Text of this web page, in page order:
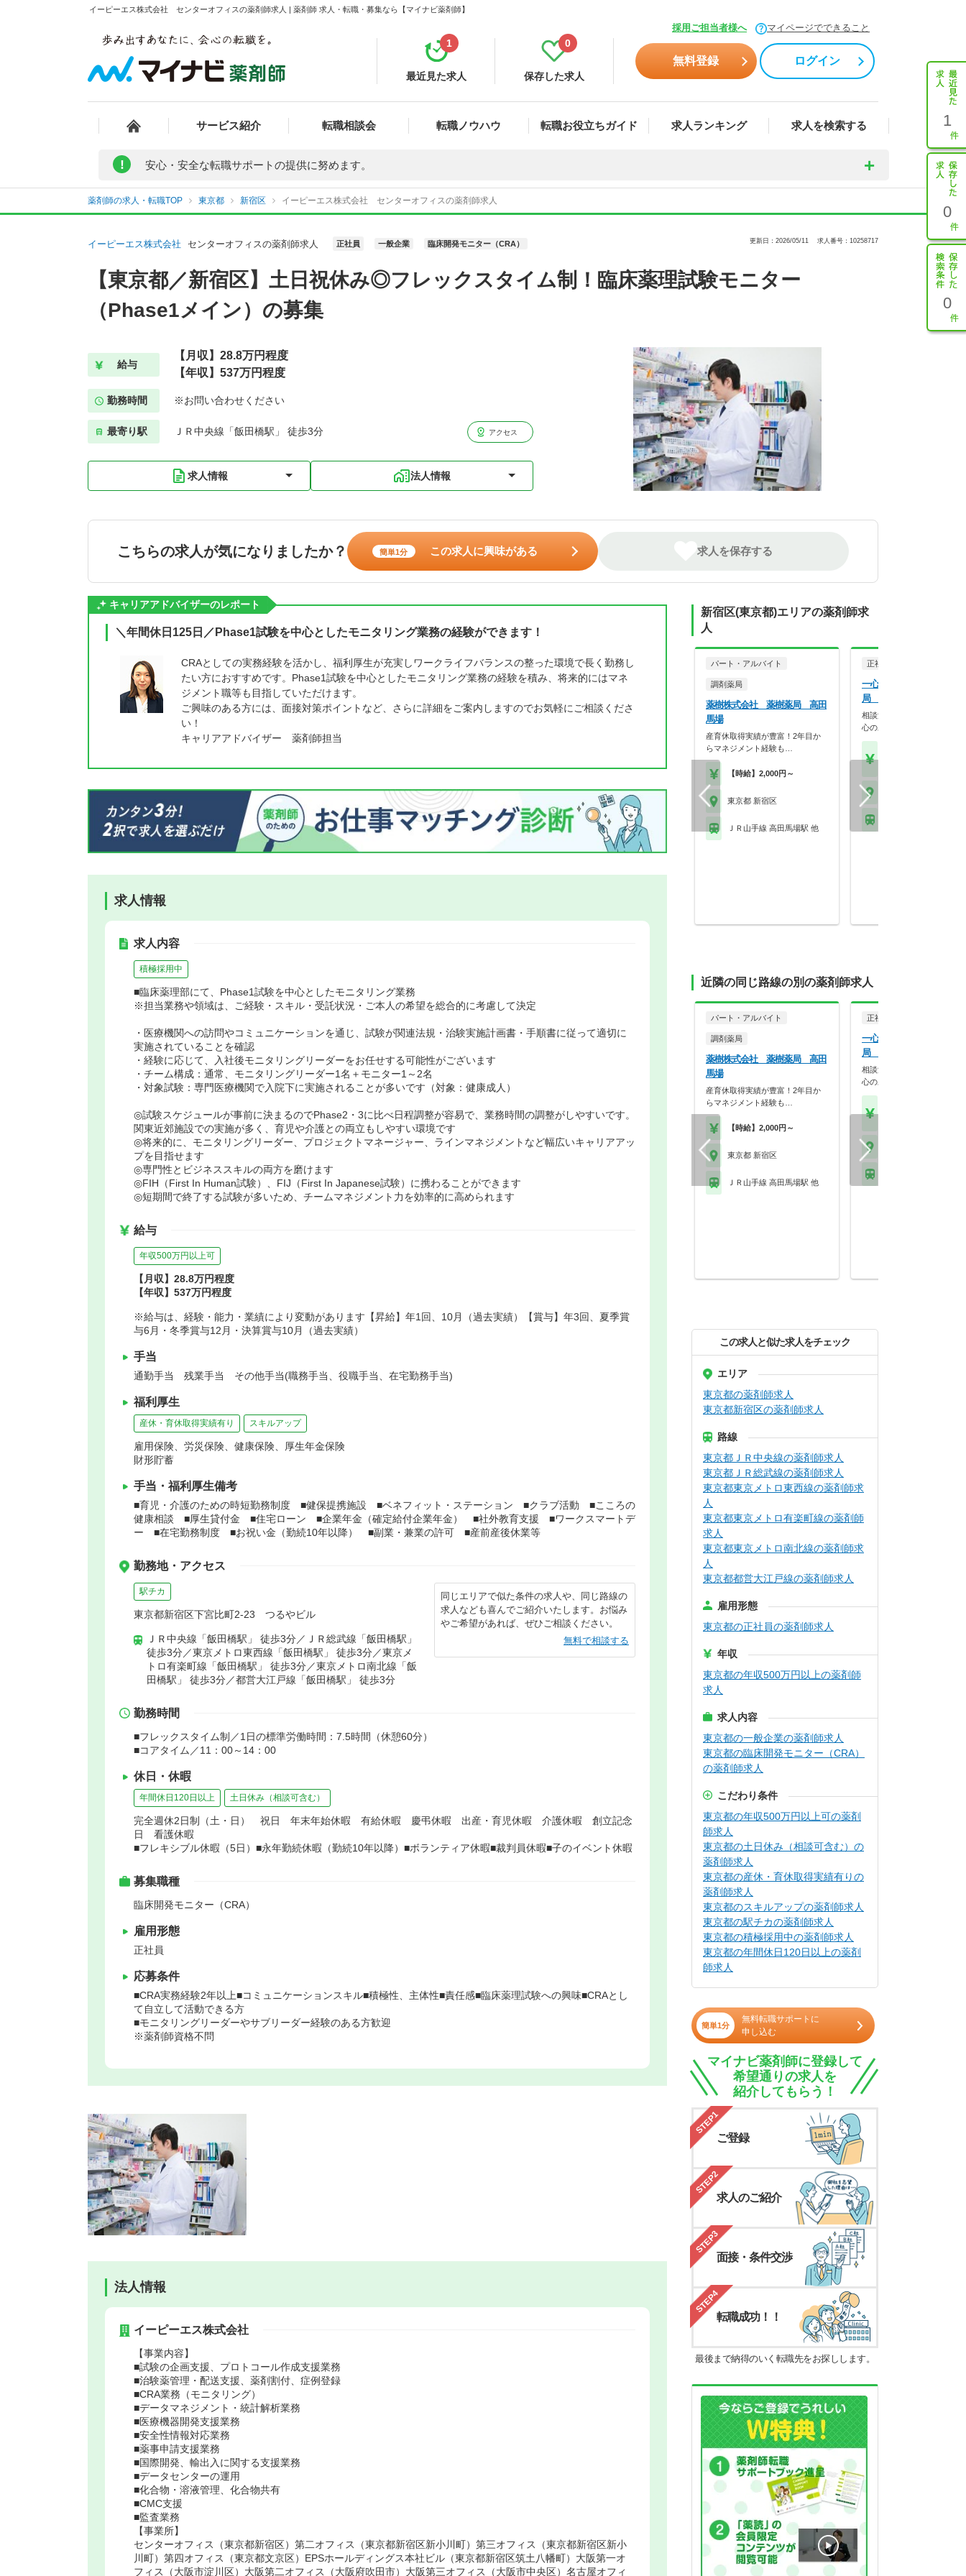
イーピーエス株式会社 センターオフィスの薬剤師求人 | 薬剤師 求人・転職・募集なら【マイナビ薬剤師】
採用ご担当者様へ マイページでできること
最近見た求人
1
保存した求人
0
無料登録 ログイン
サービス紹介 転職相談会 転職ノウハウ 転職お役立ちガイド 求人ランキング 求人を検索する 1
0
0
! 安心・安全な転職サポートの提供に努めます。
薬剤師の求人・転職TOP 東京都 新宿区 イーピーエス株式会社 センターオフィスの薬剤師求人
イーピーエス株式会社 センターオフィスの薬剤師求人 正社員 一般企業 臨床開発モニター（CRA） 更新日：2026/05/11 求人番号：10258717
【東京都／新宿区】土日祝休み◎フレックスタイム制！臨床薬理試験モニター
（Phase1メイン）の募集
給与
【月収】28.8万円程度
【年収】537万円程度
勤務時間 ※お問い合わせください
最寄り駅 ＪＲ中央線「飯田橋駅」 徒歩3分 アクセス
求人情報 法人情報
こちらの求人が気になりましたか？ 簡単1分 この求人に興味がある 求人を保存する
キャリアアドバイザーのレポート
＼年間休日125日／Phase1試験を中心としたモニタリング業務の経験ができます！
CRAとしての実務経験を活かし、福利厚生が充実しワークライフバランスの整った環境で長く勤務し
たい方におすすめです。Phase1試験を中心としたモニタリング業務の経験を積み、将来的にはマネ
ジメント職等も目指していただけます。
ご興味のある方には、面接対策ポイントなど、さらに詳細をご案内しますのでお気軽にご相談くださ
い！
キャリアアドバイザー 薬剤師担当
求人情報
求人内容
積極採用中
■臨床薬理部にて、Phase1試験を中心としたモニタリング業務
※担当業務や領域は、ご経験・スキル・受託状況・ご本人の希望を総合的に考慮して決定
・医療機関への訪問やコミュニケーションを通じ、試験が関連法規・治験実施計画書・手順書に従って適切に
実施されていることを確認
・経験に応じて、入社後モニタリングリーダーをお任せする可能性がございます
・チーム構成：通常、モニタリングリーダー1名＋モニター1～2名
・対象試験：専門医療機関で入院下に実施されることが多いです（対象：健康成人）
◎試験スケジュールが事前に決まるのでPhase2・3に比べ日程調整が容易で、業務時間の調整がしやすいです。
関東近郊施設での実施が多く、育児や介護との両立もしやすい環境です
◎将来的に、モニタリングリーダー、プロジェクトマネージャー、ラインマネジメントなど幅広いキャリアアッ
プを目指せます
◎専門性とビジネススキルの両方を磨けます
◎FIH（First In Human試験）、FIJ（First In Japanese試験）に携わることができます
◎短期間で終了する試験が多いため、チームマネジメント力を効率的に高められます
給与
年収500万円以上可
【月収】28.8万円程度
【年収】537万円程度
※給与は、経験・能力・業績により変動があります【昇給】年1回、10月（過去実績）【賞与】年3回、夏季賞
与6月・冬季賞与12月・決算賞与10月（過去実績）
手当
通勤手当 残業手当 その他手当(職務手当、役職手当、在宅勤務手当)
福利厚生
産休・育休取得実績有り スキルアップ
雇用保険、労災保険、健康保険、厚生年金保険
財形貯蓄
手当・福利厚生備考
■育児・介護のための時短勤務制度 ■健保提携施設 ■ベネフィット・ステーション ■クラブ活動 ■こころの
健康相談 ■厚生貸付金 ■住宅ローン ■企業年金（確定給付企業年金） ■社外教育支援 ■ワークスマートデ
ー ■在宅勤務制度 ■お祝い金（勤続10年以降） ■副業・兼業の許可 ■産前産後休業等
勤務地・アクセス
駅チカ
東京都新宿区下宮比町2-23 つるやビル
ＪＲ中央線「飯田橋駅」 徒歩3分／ＪＲ総武線「飯田橋駅」
徒歩3分／東京メトロ東西線「飯田橋駅」 徒歩3分／東京メ
トロ有楽町線「飯田橋駅」 徒歩3分／東京メトロ南北線「飯
田橋駅」 徒歩3分／都営大江戸線「飯田橋駅」 徒歩3分
同じエリアで似た条件の求人や、同じ路線の
求人なども喜んでご紹介いたします。お悩み
やご希望があれば、ぜひご相談ください。
無料で相談する
勤務時間
■フレックスタイム制／1日の標準労働時間：7.5時間（休憩60分）
■コアタイム／11：00～14：00
休日・休暇
年間休日120日以上 土日休み（相談可含む）
完全週休2日制（土・日） 祝日 年末年始休暇 有給休暇 慶弔休暇 出産・育児休暇 介護休暇 創立記念
日 看護休暇
■フレキシブル休暇（5日）■永年勤続休暇（勤続10年以降）■ボランティア休暇■裁判員休暇■子のイベント休暇
募集職種
臨床開発モニター（CRA）
雇用形態
正社員
応募条件
■CRA実務経験2年以上■コミュニケーションスキル■積極性、主体性■責任感■臨床薬理試験への興味■CRAとし
て自立して活動できる方
■モニタリングリーダーやサブリーダー経験のある方歓迎
※薬剤師資格不問
法人情報
イーピーエス株式会社
【事業内容】
■試験の企画支援、プロトコール作成支援業務
■治験薬管理・配送支援、薬剤割付、症例登録
■CRA業務（モニタリング）
■データマネジメント・統計解析業務
■医療機器開発支援業務
■安全性情報対応業務
■薬事申請支援業務
■国際開発、輸出入に関する支援業務
■データセンターの運用
■化合物・溶液管理、化合物共有
■CMC支援
■監査業務
【事業所】
センターオフィス（東京都新宿区）第二オフィス（東京都新宿区新小川町）第三オフィス（東京都新宿区新小
川町）第四オフィス（東京都文京区）EPSホールディングス本社ビル（東京都新宿区筑土八幡町）大阪第一オ
フィス（大阪市淀川区）大阪第二オフィス（大阪府吹田市）大阪第三オフィス（大阪市中央区）名古屋オフィ
新宿区(東京都)エリアの薬剤師求
人
パート・アルバイト
調剤薬局
薬樹株式会社 薬樹薬局 高田
馬場
産育休取得実績が豊富！2年目か
らマネジメント経験も…
【時給】2,000円～
東京都 新宿区
ＪＲ山手線 高田馬場駅 他
正社員
一心堂漢方株式会社 一
局 新宿店
相談漢方にご興味のある方、
心のある方大歓迎
近隣の同じ路線の別の薬剤師求人
パート・アルバイト
調剤薬局
薬樹株式会社 薬樹薬局 高田
馬場
産育休取得実績が豊富！2年目か
らマネジメント経験も…
【時給】2,000円～
東京都 新宿区
ＪＲ山手線 高田馬場駅 他
正社員
一心堂漢方株式会社 一
局 新宿店
相談漢方にご興味のある方、
心のある方大歓迎
この求人と似た求人をチェック
エリア
東京都の薬剤師求人
東京都新宿区の薬剤師求人
路線
東京都ＪＲ中央線の薬剤師求人
東京都ＪＲ総武線の薬剤師求人
東京都東京メトロ東西線の薬剤師求
人
東京都東京メトロ有楽町線の薬剤師
求人
東京都東京メトロ南北線の薬剤師求
人
東京都都営大江戸線の薬剤師求人
雇用形態
東京都の正社員の薬剤師求人
年収
東京都の年収500万円以上の薬剤師
求人
求人内容
東京都の一般企業の薬剤師求人
東京都の臨床開発モニター（CRA）
の薬剤師求人
こだわり条件
東京都の年収500万円以上可の薬剤
師求人
東京都の土日休み（相談可含む）の
薬剤師求人
東京都の産休・育休取得実績有りの
薬剤師求人
東京都のスキルアップの薬剤師求人
東京都の駅チカの薬剤師求人
東京都の積極採用中の薬剤師求人
東京都の年間休日120日以上の薬剤
師求人
簡単1分
無料転職サポートに
申し込む
マイナビ薬剤師に登録して
希望通りの求人を
紹介してもらう！
STEP1
ご登録
STEP2
求人のご紹介
STEP3
面接・条件交渉
STEP4
転職成功！！
最後まで納得のいく転職先をお探しします。